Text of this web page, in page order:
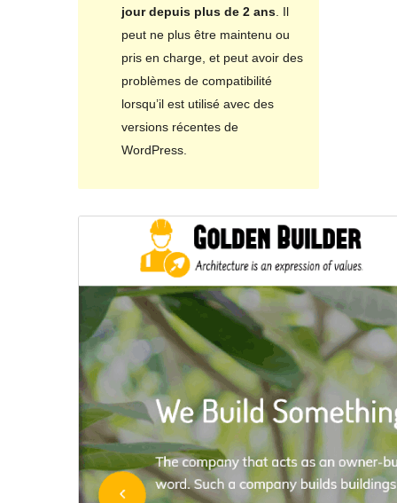
jour depuis plus de 2 ans. Il
peut ne plus être maintenu ou
pris en charge, et peut avoir des
problèmes de compatibilité
lorsqu’il est utilisé avec des
versions récentes de
WordPress.